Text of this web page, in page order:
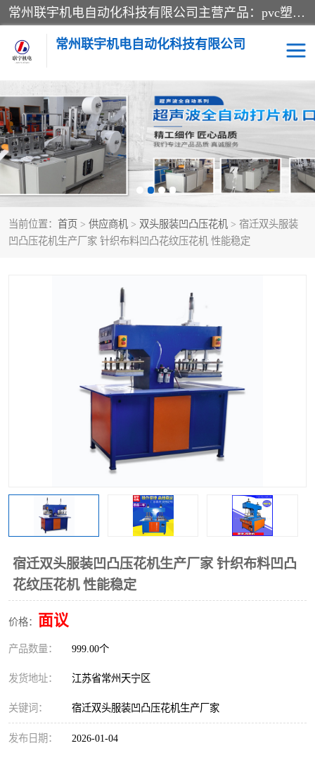
常州联宇机电自动化科技有限公司主营产品：pvc塑料焊机、高频热合机、软膜天花压边机、服装布料凹凸压花机、布料3d压印设备、服装植胶设备、超声波布料花边机、无纺布热合机、全自动压花机。
常州联宇机电自动化科技有限公司
当前位置： 首页 > 供应商机 > 双头服装凹凸压花机 > 宿迁双头服装
凹凸压花机生产厂家 针织布料凹凸花纹压花机 性能稳定
宿迁双头服装凹凸压花机生产厂家 针织布料凹凸
花纹压花机 性能稳定
价格： 面议
产品数量： 999.00个
发货地址： 江苏省常州天宁区
关键词： 宿迁双头服装凹凸压花机生产厂家
发布日期： 2026-01-04
压花定型机以及压花模具 超声波热合机
高频热合机 超声波花边机
超声波复合压花机 凹凸压花机压标机
3040凹凸压花机 双头服装凹凸压花机
自动超声波打片成型机
泡壳包装封口机 海绵产品成型机
其他超声波系列